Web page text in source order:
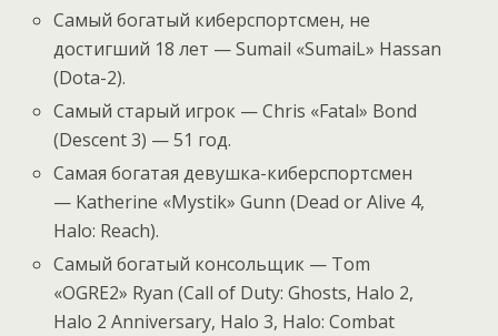
Самый богатый киберспортсмен, не
достигший 18 лет — Sumail «SumaiL» Hassan
(Dota-2).
Самый старый игрок — Chris «Fatal» Bond
(Descent 3) — 51 год.
Самая богатая девушка-киберспортсмен
— Katherine «Mystik» Gunn (Dead or Alive 4,
Halo: Reach).
Самый богатый консольщик — Tom
«OGRE2» Ryan (Call of Duty: Ghosts, Halo 2,
Halo 2 Anniversary, Halo 3, Halo: Combat